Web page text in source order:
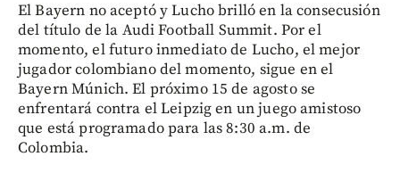
El Bayern no aceptó y Lucho brilló en la consecusión
del título de la Audi Football Summit. Por el
momento, el futuro inmediato de Lucho, el mejor
jugador colombiano del momento, sigue en el
Bayern Múnich. El próximo 15 de agosto se
enfrentará contra el Leipzig en un juego amistoso
que está programado para las 8:30 a.m. de
Colombia.